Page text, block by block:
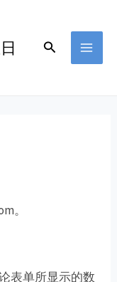
搜
。
表单所显示的数